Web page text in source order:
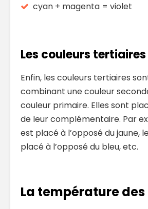
cyan + magenta = violet
Les couleurs tertiaires
Enfin, les couleurs tertiaires
combinant une couleur
couleur primaire. Elles sont
de leur complémentaire. Par
est placé à l’opposé du jaune,
placé à l’opposé du bleu, etc.
La température